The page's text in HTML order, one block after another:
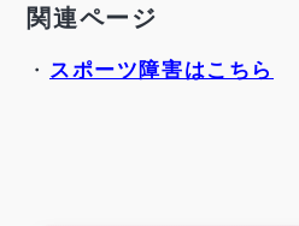
関連ページ
・ スポーツ障害はこちら